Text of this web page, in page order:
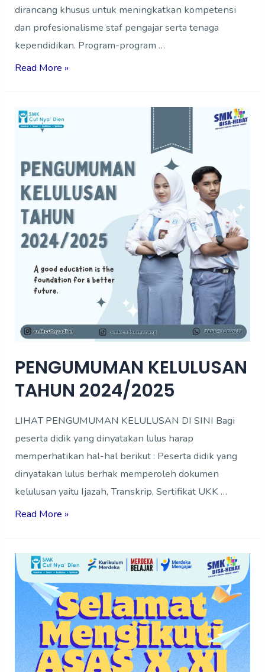
dirancang khusus untuk meningkatkan kompetensi
dan profesionalisme staf pengajar serta tenaga
kependidikan. Program-program …
Read More »
PENGUMUMAN KELULUSAN
TAHUN 2024/2025
LIHAT PENGUMUMAN KELULUSAN DI SINI Bagi
peserta didik yang dinyatakan lulus harap
memperhatikan hal-hal berikut : Peserta didik yang
dinyatakan lulus berhak memperoleh dokumen
kelulusan yaitu Ijazah, Transkrip, Sertifikat UKK …
PENGUMUMAN
KELULUSAN
2024/2025
Read More »
ASSESMEN
SUMATIF
AKHIR
SEMESTER
(ASAS)
TAHUN
PELAJARAN